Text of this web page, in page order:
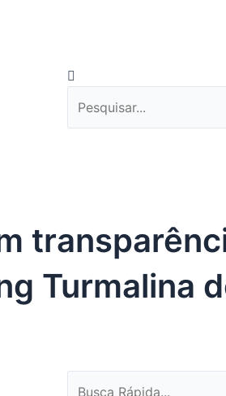
Pesquisar
Turmalina